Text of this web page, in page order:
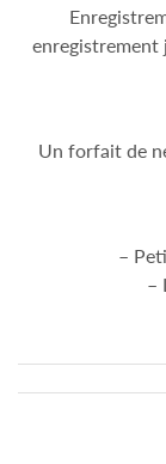
enregistrement
Un forfait de
–
–